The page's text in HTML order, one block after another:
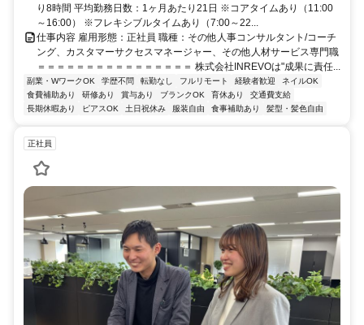
り8時間 平均勤務日数：1ヶ月あたり21日 ※コアタイムあり（11:00
～16:00） ※フレキシブルタイムあり（7:00～22...
仕事内容 雇用形態：正社員 職種：その他人事コンサルタント/コーチ
ング、カスタマーサクセスマネージャー、その他人材サービス専門職
＝＝＝＝＝＝＝＝＝＝＝＝＝＝＝＝ 株式会社INREVOは"成果に責任...
副業・WワークOK 学歴不問 転勤なし フルリモート 経験者歓迎
ネイルOK
食費補助あり
研修あり 賞与あり ブランクOK 育休あり
交通費支給
長期休暇あり
ピアスOK 土日祝休み 服装自由 食事補助あり 髪型・髪色自由
正社員